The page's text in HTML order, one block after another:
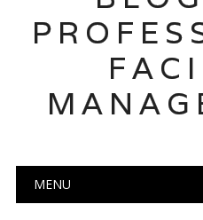
Main menu
MENU